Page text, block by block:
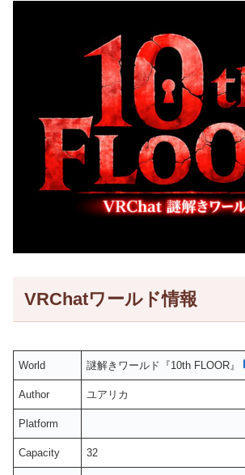
VRChatワールド情報
World 謎解きワールド『10th FLOOR』
Author ユアリカ
Platform
Capacity 32